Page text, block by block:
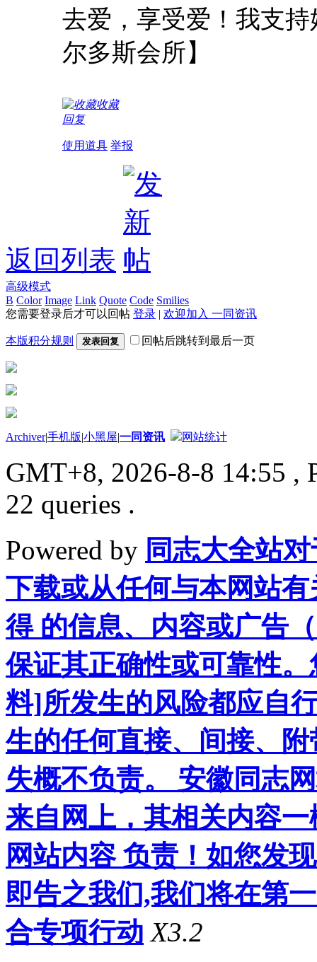
去爱，享受爱！我支
尔多斯会所】
收藏
回复
使用道具 举报
返回列表
高级模式
B Color Image Link Quote Code Smilies
您需要登录后才可以回帖 登录 | 欢迎加入 一同资讯
本版积分规则 发表回复 回帖后跳转到最后一页
Archiver|手机版|小黑屋|一同资讯 网站统计
GMT+8, 2026-8-8 14:55 ,
22 queries .
Powered by 同志大全站
下载或从任何与本网站
得 的信息、内容或广告
保证其正确性或可靠性
料]所发生的风险都应自
生的任何直接、间接、
失概不负责。 安徽同志
来自网上，其相关内容
网站内容 负责！如您发
即告之我们,我们将在第
合专项行动 X3.2